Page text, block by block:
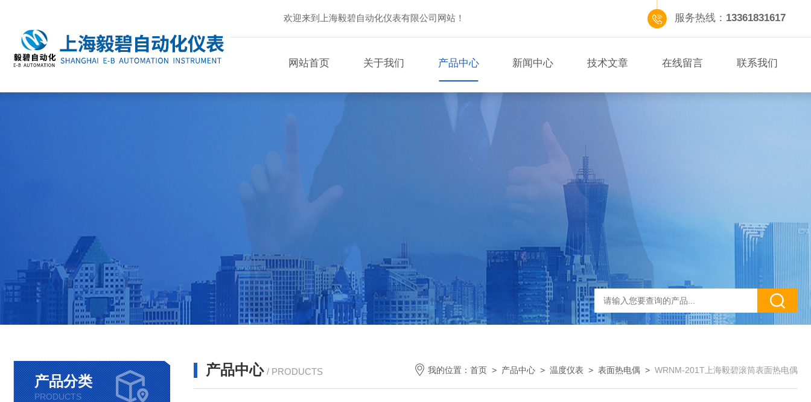
欢迎来到上海毅碧自动化仪表有限公司网站！ 服务热线： 13361831617
网站首页 关于我们 产品中心 新闻中心 技术文章 在线留言 联系我们
产品分类
PRODUCTS
产品中心 / PRODUCTS 我的位置： 首页 > 产品中心 > 温度仪表 > 表面热电偶 > WRNM-201T上海毅碧滚筒表面热电偶